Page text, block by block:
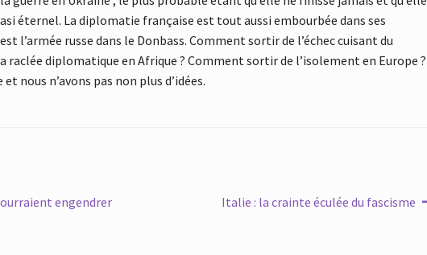
éternel. La diplomatie française est tout aussi embourbée dans ses
l’armée russe dans le Donbass. Comment sortir de l’échec cuisant du
diplomatique en Afrique ? Comment sortir de l’isolement en Europe ?
nous n’avons pas non plus d’idées.
engendrer
Article
Italie : la crainte éculée du fascisme